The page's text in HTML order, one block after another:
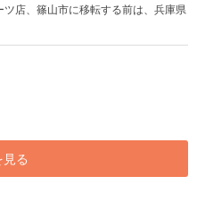
店、篠山市に移転する前は、兵庫県
る